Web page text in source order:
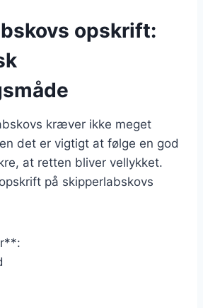
opskrift:
kræver ikke meget
det er vigtigt at følge en god
at retten bliver vellykket.
på skipperlabskovs